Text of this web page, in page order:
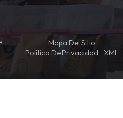
Mapa Del Sitio
Política De Privacidad
XML